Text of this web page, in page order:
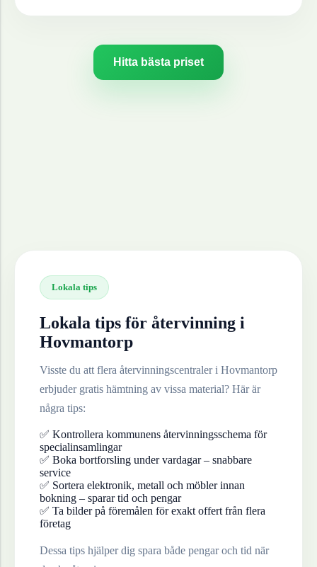
Hitta bästa priset
Lokala tips
Lokala tips för återvinning i
Hovmantorp
Visste du att flera återvinningscentraler i Hovmantorp
erbjuder gratis hämtning av vissa material? Här är
några tips:
✅ Kontrollera kommunens återvinningsschema för
specialinsamlingar
✅ Boka bortforsling under vardagar – snabbare
service
✅ Sortera elektronik, metall och möbler innan
bokning – sparar tid och pengar
✅ Ta bilder på föremålen för exakt offert från flera
företag
Dessa tips hjälper dig spara både pengar och tid när